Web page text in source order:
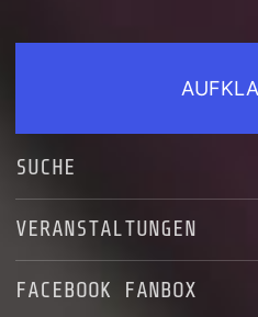
SUCHE
VERANSTALTUNGEN
Alle anzeigen
FACEBOOK FANBOX